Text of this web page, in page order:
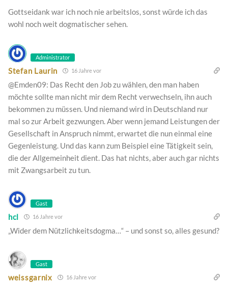
Gottseidank war ich noch nie arbeitslos, sonst würde ich das
wohl noch weit dogmatischer sehen.
Administrator
Stefan Laurin 16 Jahre vor
@Emden09: Das Recht den Job zu wählen, den man haben
möchte sollte man nicht mir dem Recht verwechseln, ihn auch
bekommen zu müssen. Und niemand wird in Deutschland nur
mal so zur Arbeit gezwungen. Aber wenn jemand Leistungen der
Gesellschaft in Anspruch nimmt, erwartet die nun einmal eine
Gegenleistung. Und das kann zum Beispiel eine Tätigkeit sein,
die der Allgemeinheit dient. Das hat nichts, aber auch gar nichts
mit Zwangsarbeit zu tun.
Gast
hcl 16 Jahre vor
„Wider dem Nützlichkeitsdogma…“ – und sonst so, alles gesund?
Gast
weissgarnix 16 Jahre vor